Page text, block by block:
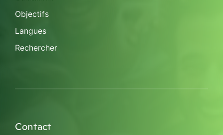
Objectifs
Langues
Rechercher
Contact